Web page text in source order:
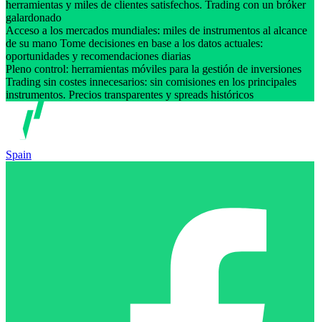
herramientas y miles de clientes satisfechos. Trading con un bróker
galardonado
Acceso a los mercados mundiales: miles de instrumentos al alcance
de su mano Tome decisiones en base a los datos actuales:
oportunidades y recomendaciones diarias
Pleno control: herramientas móviles para la gestión de inversiones
Trading sin costes innecesarios: sin comisiones en los principales
instrumentos. Precios transparentes y spreads históricos
Spain